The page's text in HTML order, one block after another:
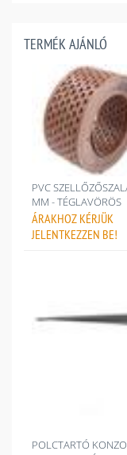
TERMÉK AJÁNLÓ
PVC
MM - TÉGLAVÖRÖS
ÁRAKHOZ KÉRJÜK
JELENTKEZZEN BE!
POLCTARTÓ